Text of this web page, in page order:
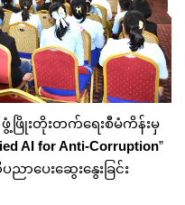
ြိုးတိုးတက်ရေးစီမံကိန်းမှ
AI for Anti-Corruption”
ာပေးဆွေးနွေးခြင်း